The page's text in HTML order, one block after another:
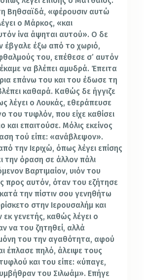
Βηθσαϊδά, «φέρουσιν αυτώ
ο Μάρκος, «και
ίνα άψηται αυτού». Ο δε
έβγαλε έξω από το χωριό,
του, επέθεσε σ’ αυτόν
να βλέπει αμυδρά. Έπειτα
επάνω του και του έδωσε τη
καθαρά. Καθώς δε ήγγιζε
λέγει ο Λουκάς, εθεράπευσε
του τυφλόν, που είχε καθίσει
και επαιτούσε. Μόλις εκείνος
τού είπε: «ανάβλεψον».
την Ιεριχώ, όπως λέγει επίσης
την όραση σε άλλον πάλι
Βαρτιμαίον, υιόν του
προς αυτόν, όταν του εζήτησε
την πίστιν σου γενηθήτω
στην Ιερουσαλήμ και
εκ γενετής, καθώς λέγει ο
να του ζητηθεί, αλλά
του την αγαθότητα, αφού
έπλασε πηλό, άλειψε τους
και του είπε: «ύπαγε,
του Σιλωάμ». Επήγε